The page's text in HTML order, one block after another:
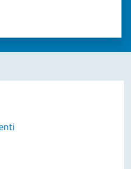
(da 1 a 5 stelle)
valutare la chiarezza delle
su 5